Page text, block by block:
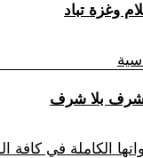
الكاملة في كافة